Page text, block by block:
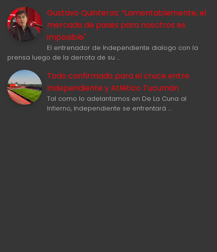
Gustavo Quinteros: “Lamentablemente, el
mercado de pases para nosotros es
imposible"
El entrenador de Independiente dialogo con la
prensa luego de la derrota de su …
Todo confirmado para el cruce entre
Independiente y Atlético Tucumán
Tal como lo adelantamos en De La Cuna al
Infierno, Independiente se enfrentará …